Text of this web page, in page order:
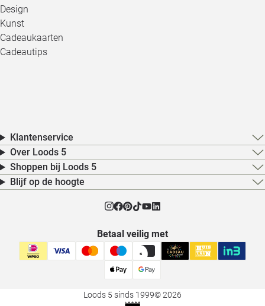
Design
Kunst
Cadeaukaarten
Cadeautips
Klantenservice
Over Loods 5
Shoppen bij Loods 5
Blijf op de hoogte
Betaal veilig met
Loods 5 sinds 1999© 2026